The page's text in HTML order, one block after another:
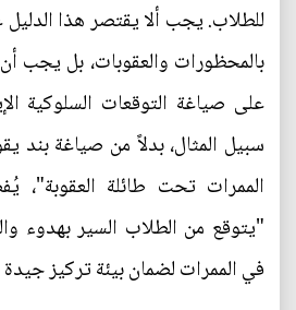
للطلاب. يجب ألا يقتصر هذا
بالمحظورات والعقوبات، بل يجب
على صياغة التوقعات السلوكية
سبيل المثال، بدلاً من صياغة بند
الممرات تحت طائلة العقوبة"،
"يتوقع من الطلاب السير بهدوء
في الممرات لضمان بيئة تركيز جيدة